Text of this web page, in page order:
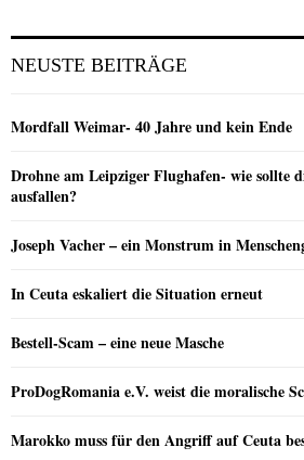
NEUSTE BEITRÄGE
Mordfall Weimar- 40 Jahre und kein Ende
Drohne am Leipziger Flughafen- wie sollte
ausfallen?
Joseph Vacher – ein Monstrum in
In Ceuta eskaliert die Situation erneut
Bestell-Scam – eine neue Masche
ProDogRomania e.V. weist die moralische
Marokko muss für den Angriff auf Ceuta